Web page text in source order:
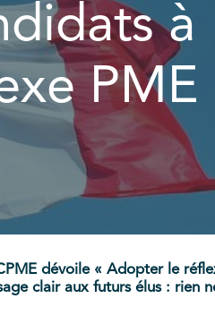
à
PME
dévoile « Adopter le
clair aux futurs élus : rien